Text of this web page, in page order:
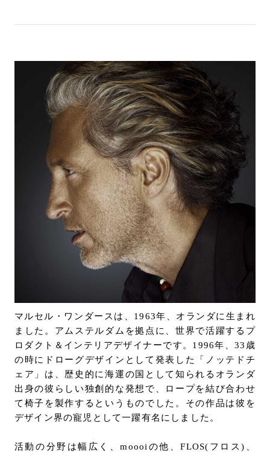
マルセル・ワンダースは、1963年、オランダに生まれ
ました。アムステルダムを拠点に、世界で活躍するプ
ロダクト＆インテリアデザイナーです。1996年、33歳
の時にドローグデザインとして発表した「ノッテドチ
ェア」は、歴史的に海運の国として知られるオランダ
出身の彼らしい独創的な発想で、ロープを結び合わせ
て椅子を製作するというものでした。その作品は彼を
デザイン界の寵児として一躍有名にしました。
活動の分野は幅広く、moooiの他、FLOS(フロス)、